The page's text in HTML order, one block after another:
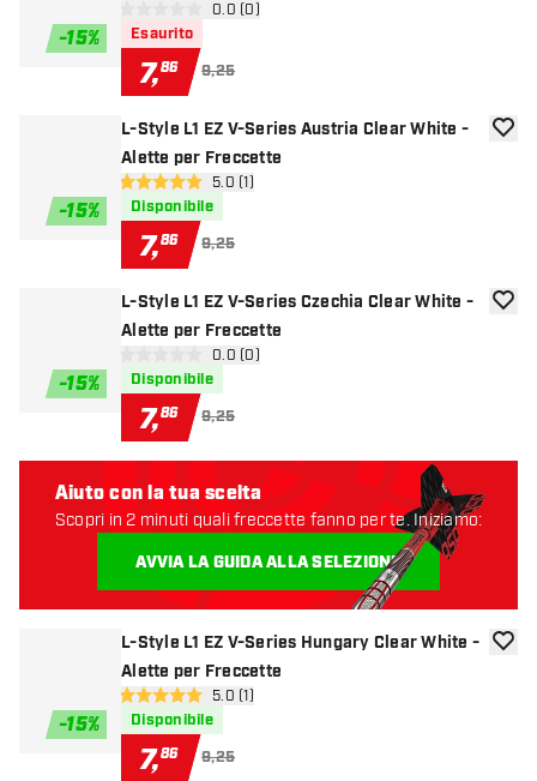
-15%
apri pannello recensioni
0 stelle di valutazione
0.0 (0)
Esaurito
7,86 9,25
-15%
L-Style L1 EZ V-Series Austria Clear White -
Alette per Freccette
apri pannello recensioni
5 stelle di valutazione
5.0 (1)
Disponibile
7,86 9,25
-15%
L-Style L1 EZ V-Series Czechia Clear White -
Alette per Freccette
apri pannello recensioni
0 stelle di valutazione
0.0 (0)
Disponibile
7,86 9,25
-15%
L-Style L1 EZ V-Series Hungary Clear White -
Alette per Freccette
apri pannello recensioni
5 stelle di valutazione
5.0 (1)
Disponibile
7,86 9,25
Aiuto con la tua scelta
Scopri in 2 minuti quali freccette fanno per te. Iniziamo:
AVVIA LA GUIDA ALLA SELEZIONE